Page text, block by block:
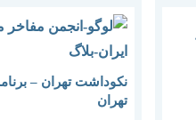
نکوداشت تهران –
تهران